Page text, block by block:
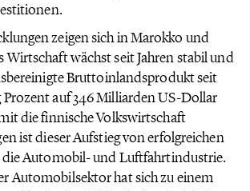
zeigen sich in Marokko und
Wirtschaft wächst seit Jahren stabil und
Bruttoinlandsprodukt seit
Prozent auf 346 Milliarden US-Dollar
die finnische Volkswirtschaft
ist dieser Aufstieg von erfolgreichen
Automobil- und Luftfahrtindustrie.
Automobilsektor hat sich zu einem